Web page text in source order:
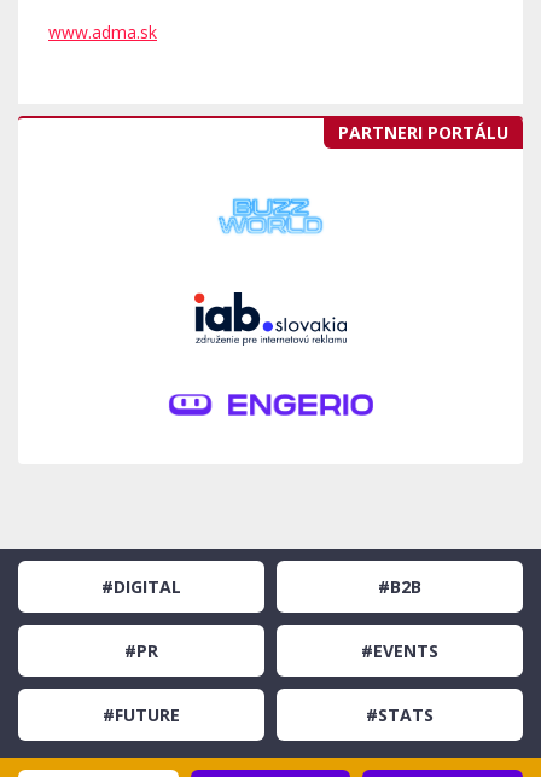
www.adma.sk
PARTNERI PORTÁLU
#DIGITAL #B2B
#PR #EVENTS
#FUTURE #STATS